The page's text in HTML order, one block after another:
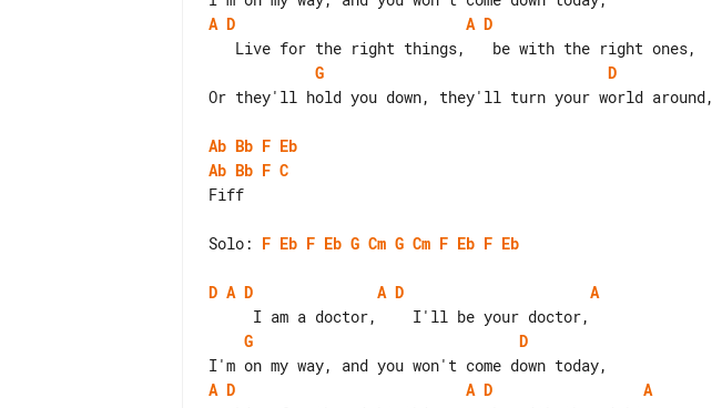
A D A D
G
D
Or they'll hold you down, they'll turn your world around,
Ab Bb F Eb
Ab Bb F C
Fiff
Solo: F Eb F Eb G Cm G Cm F Eb F Eb
D A D A D
A
G
D
A D A D
A